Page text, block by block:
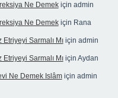
Ne Demekiçin admin
Ne Demekiçin Rana
Etriyeyi Sarmalı Mıiçin admin
Etriyeyi Sarmalı Mıiçin Aydan
Ne Demek Islâmiçin admin